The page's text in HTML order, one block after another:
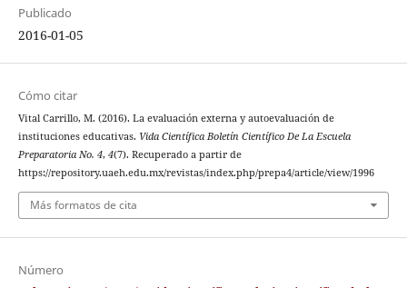
Publicado
2016-01-05
Cómo citar
Vital Carrillo, M. (2016). La evaluación externa y autoevaluación de
instituciones educativas. Vida Científica Boletín Científico De La Escuela
Preparatoria No. 4, 4(7). Recuperado a partir de
https://repository.uaeh.edu.mx/revistas/index.php/prepa4/article/view/1996
Más formatos de cita
Número